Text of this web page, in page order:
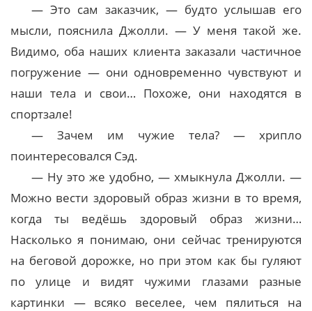
— Это сам заказчик, — будто услышав его
мысли, пояснила Джолли. — У меня такой же.
Видимо, оба наших клиента заказали частичное
погружение — они одновременно чувствуют и
наши тела и свои… Похоже, они находятся в
спортзале!
— Зачем им чужие тела? — хрипло
поинтересовался Сэд.
— Ну это же удобно, — хмыкнула Джолли. —
Можно вести здоровый образ жизни в то время,
когда ты ведёшь здоровый образ жизни…
Насколько я понимаю, они сейчас тренируются
на беговой дорожке, но при этом как бы гуляют
по улице и видят чужими глазами разные
картинки — всяко веселее, чем пялиться на